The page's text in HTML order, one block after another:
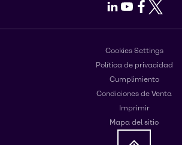
LinkedIn
Youtube
Facebook
X
Cookies Settings
Política de privacidad
Cumplimiento
Condiciones de Venta
Imprimir
Mapa del sitio